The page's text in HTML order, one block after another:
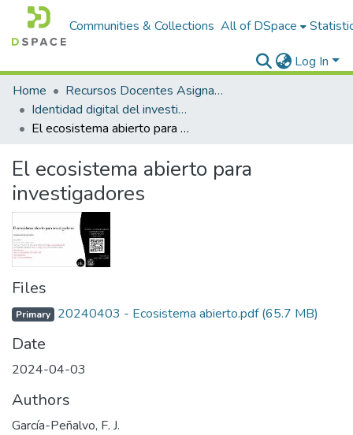
Communities & Collections All of DSpace
Log In
Home
Recursos Docentes Asignaturas
Identidad digital del investigador
El ecosistema abierto para investigadores
El ecosistema abierto para
investigadores
Files
Primary 20240403 - Ecosistema abierto.pdf(65.7 MB)
Date
2024-04-03
Authors
García-Peñalvo, F. J.